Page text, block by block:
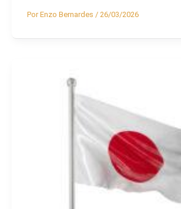
PorEnzo Bernardes / 26/03/2026